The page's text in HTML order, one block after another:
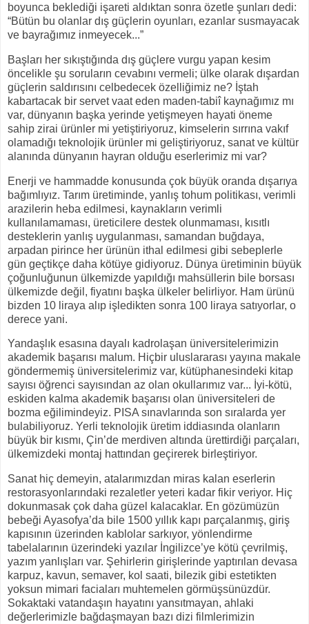
boyunca beklediği işareti aldıktan sonra özetle şunları dedi:
“Bütün bu olanlar dış güçlerin oyunları, ezanlar susmayacak
ve bayrağımız inmeyecek...”
Başları her sıkıştığında dış güçlere vurgu yapan kesim
öncelikle şu soruların cevabını vermeli; ülke olarak dışardan
güçlerin saldırısını celbedecek özelliğimiz ne? İştah
kabartacak bir servet vaat eden maden-tabiî kaynağımız mı
var, dünyanın başka yerinde yetişmeyen hayati öneme
sahip zirai ürünler mi yetiştiriyoruz, kimselerin sırrına vakıf
olamadığı teknolojik ürünler mi geliştiriyoruz, sanat ve kültür
alanında dünyanın hayran olduğu eserlerimiz mi var?
Enerji ve hammadde konusunda çok büyük oranda dışarıya
bağımlıyız. Tarım üretiminde, yanlış tohum politikası, verimli
arazilerin heba edilmesi, kaynakların verimli
kullanılamaması, üreticilere destek olunmaması, kısıtlı
desteklerin yanlış uygulanması, samandan buğdaya,
arpadan pirince her ürünün ithal edilmesi gibi sebeplerle
gün geçtikçe daha kötüye gidiyoruz. Dünya üretiminin büyük
çoğunluğunun ülkemizde yapıldığı mahsüllerin bile borsası
ülkemizde değil, fiyatını başka ülkeler belirliyor. Ham ürünü
bizden 10 liraya alıp işledikten sonra 100 liraya satıyorlar, o
derece yani.
Yandaşlık esasına dayalı kadrolaşan üniversitelerimizin
akademik başarısı malum. Hiçbir uluslararası yayına makale
göndermemiş üniversitelerimiz var, kütüphanesindeki kitap
sayısı öğrenci sayısından az olan okullarımız var... İyi-kötü,
eskiden kalma akademik başarısı olan üniversiteleri de
bozma eğilimindeyiz. PISA sınavlarında son sıralarda yer
bulabiliyoruz. Yerli teknolojik üretim iddiasında olanların
büyük bir kısmı, Çin’de merdiven altında ürettirdiği parçaları,
ülkemizdeki montaj hattından geçirerek birleştiriyor.
Sanat hiç demeyin, atalarımızdan miras kalan eserlerin
restorasyonlarındaki rezaletler yeteri kadar fikir veriyor. Hiç
dokunmasak çok daha güzel kalacaklar. En gözümüzün
bebeği Ayasofya’da bile 1500 yıllık kapı parçalanmış, giriş
kapısının üzerinden kablolar sarkıyor, yönlendirme
tabelalarının üzerindeki yazılar İngilizce’ye kötü çevrilmiş,
yazım yanlışları var. Şehirlerin girişlerinde yaptırılan devasa
karpuz, kavun, semaver, kol saati, bilezik gibi estetikten
yoksun mimari faciaları muhtemelen görmüşsünüzdür.
Sokaktaki vatandaşın hayatını yansıtmayan, ahlaki
değerlerimizle bağdaşmayan bazı dizi filmlerimizin